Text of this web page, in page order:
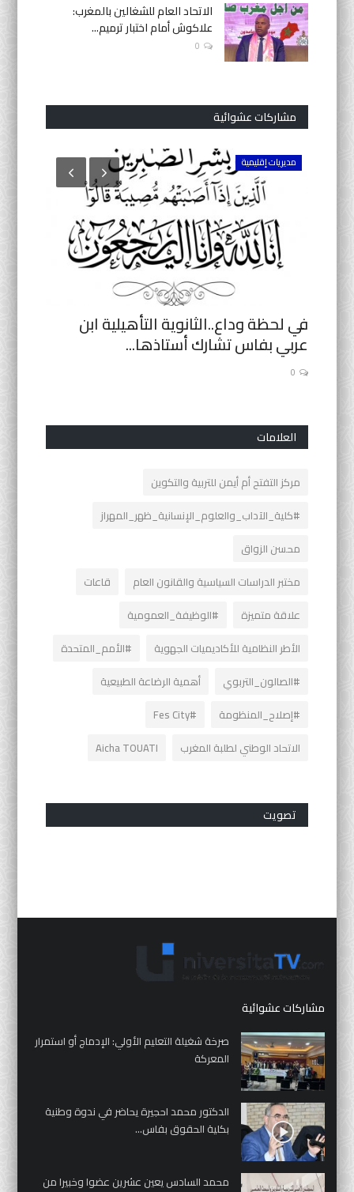
الاتحاد العام للشغالين بالمغرب:
علاكوش أمام اختبار ترميم...
0
مشاركات عشوائية
مديريات إقليمية
في لحظة وداع..الثانوية التأهيلية ابن
عربي بفاس تشارك أستاذها...
0
العلامات
مركز التفتح أم أيمن للتربية والتكوين
#كلية_الآداب_والعلوم_الإنسانية_ظهر_المهراز
محسن الزواق
مختبر الدراسات السياسية والقانون العام
قاعات
علاقة متميزة
#الوظيفة_العمومية
الأطر النظامية للأكاديميات الجهوية
#الأمم_المتحدة
#الصالون_التربوي
أهمية الرضاعة الطبيعية
#إصلاح_المنظومة
#Fes City
الاتحاد الوطني لطلبة المغرب
Aicha TOUATI
تصويت
مشاركات عشوائية
صرخة شغيلة التعليم الأولي: الإدماج أو استمرار
المعركة
الدكتور محمد احجيرة يحاضر في ندوة وطنية
بكلية الحقوق بفاس...
محمد السادس يعين عشرين عضوا وخبيرا من